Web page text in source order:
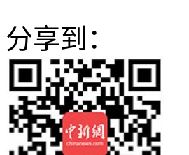
分享到：